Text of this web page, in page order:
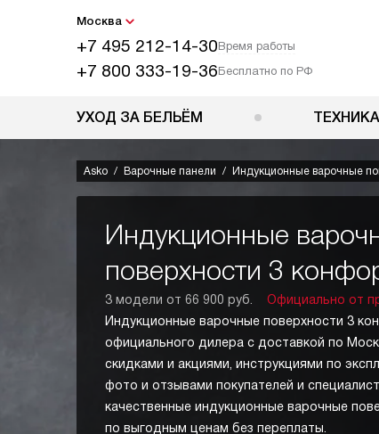
Москва
+7 495 212-14-30Время работы
+7 800 333-19-36Бесплатно по РФ
УХОД ЗА БЕЛЬЁМ
Asko Варочные панели Индукционные варочные
Индукционные
поверхности 3
3 модели от 66 900 руб.
Официально от
Индукционные варочные поверхности 3
официального дилера с доставкой по
скидками и акциями, инструкциями по
фото и отзывами покупателей и
качественные индукционные варочные
по выгодным ценам без переплаты.